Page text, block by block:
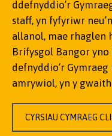
ddefnyddio’r
staff, yn fyfyriwr
allanol, mae rhaglen
Brifysgol Bangor yno
defnyddio’r
amrywiol, yn y
CYRSIAU CYMRAEG